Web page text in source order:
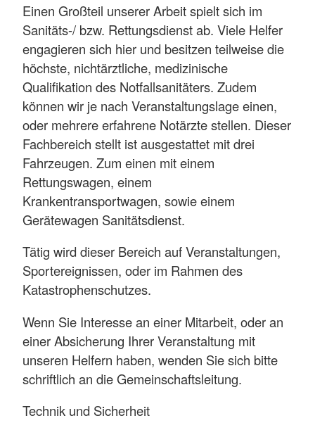
Einen Großteil unserer Arbeit spielt sich im
Sanitäts-/ bzw. Rettungsdienst ab. Viele Helfer
engagieren sich hier und besitzen teilweise die
höchste, nichtärztliche, medizinische
Qualifikation des Notfallsanitäters. Zudem
können wir je nach Veranstaltungslage einen,
oder mehrere erfahrene Notärzte stellen. Dieser
Fachbereich stellt ist ausgestattet mit drei
Fahrzeugen. Zum einen mit einem
Rettungswagen, einem
Krankentransportwagen, sowie einem
Gerätewagen Sanitätsdienst.
Tätig wird dieser Bereich auf Veranstaltungen,
Sportereignissen, oder im Rahmen des
Katastrophenschutzes.
Wenn Sie Interesse an einer Mitarbeit, oder an
einer Absicherung Ihrer Veranstaltung mit
unseren Helfern haben, wenden Sie sich bitte
schriftlich an die Gemeinschaftsleitung.
Technik und Sicherheit